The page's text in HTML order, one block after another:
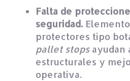
Falta de
seguridad.
protectores tipo
pallet stopsayudan
estructurales y
operativa.